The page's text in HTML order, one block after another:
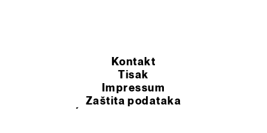
Kontakt
Tisak
Impressum
Zaštita podataka